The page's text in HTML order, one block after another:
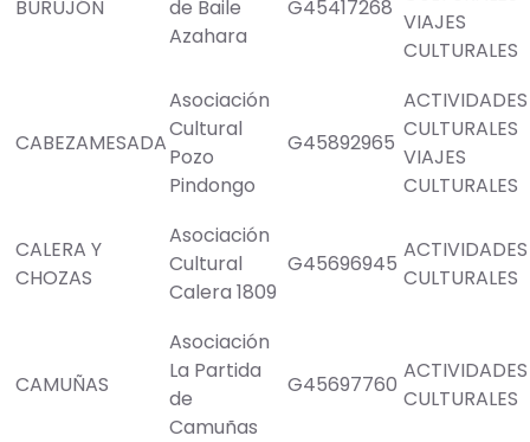
BURUJÓN
de Baile
Azahara
G45417268
VIAJES
CULTURALES
CABEZAMESADA
Asociación
Cultural
Pozo
Pindongo
G45892965
ACTIVIDADES
CULTURALES
VIAJES
CULTURALES
CALERA Y
CHOZAS
Asociación
Cultural
Calera 1809
G45696945
ACTIVIDADES
CULTURALES
CAMUÑAS
Asociación
La Partida
de
Camuñas
G45697760
ACTIVIDADES
CULTURALES